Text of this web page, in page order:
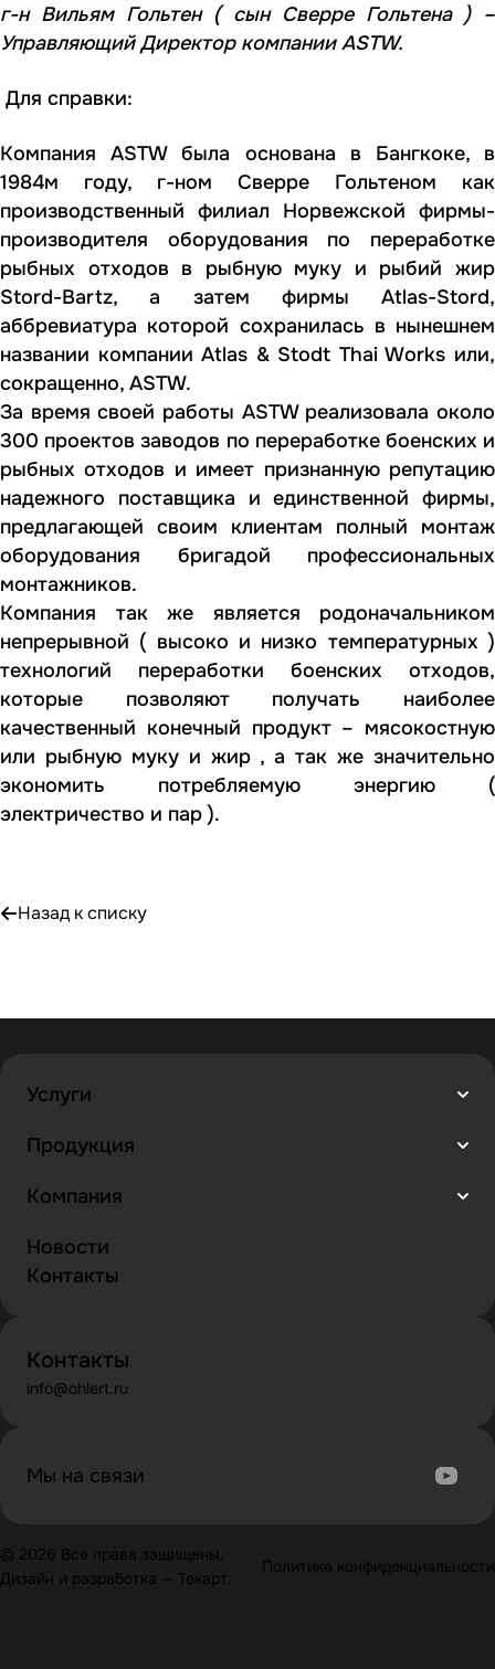
г-н Вильям Гольтен ( сын Сверре Гольтена ) –
Управляющий Директор компании ASTW.
Для справки:
Компания ASTW была основана в Бангкоке, в
1984м году, г-ном Сверре Гольтеном как
производственный филиал Норвежской фирмы-
производителя оборудования по переработке
рыбных отходов в рыбную муку и рыбий жир
Stord-Bartz, а затем фирмы Atlas-Stord,
аббревиатура которой сохранилась в нынешнем
названии компании Atlas & Stodt Thai Works или,
сокращенно, ASTW.
За время своей работы ASTW реализовала около
300 проектов заводов по переработке боенских и
рыбных отходов и имеет признанную репутацию
надежного поставщика и единственной фирмы,
предлагающей своим клиентам полный монтаж
оборудования бригадой профессиональных
монтажников.
Компания так же является родоначальником
непрерывной ( высоко и низко температурных )
технологий переработки боенских отходов,
которые позволяют получать наиболее
качественный конечный продукт – мясокостную
или рыбную муку и жир , а так же значительно
экономить потребляемую энергию (
электричество и пар ).
Назад к списку
Услуги
Продукция
Компания
Новости
Контакты
Контакты
info@ohlert.ru
Мы на связи
© 2026 Все права защищены.
Дизайн и разработка Текарт.
Политика конфиденциальности